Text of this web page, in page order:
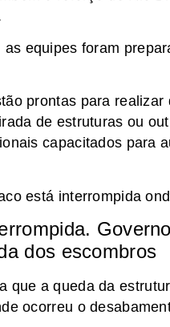
equipes foram
prontas para
de estruturas ou
capacitados para
está interrompida
dos escombros
que a queda da
ocorreu o